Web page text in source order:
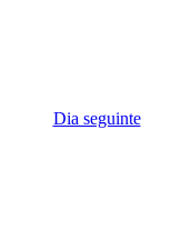
Dia seguinte